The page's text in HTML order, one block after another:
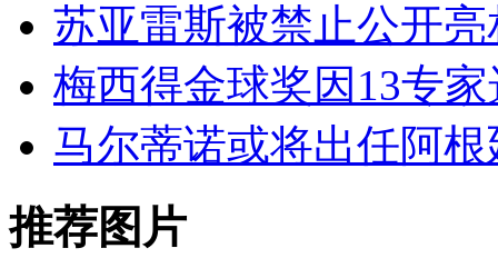
苏亚雷斯被禁止公开亮
梅西得金球奖因13专
马尔蒂诺或将出任阿
推荐图片